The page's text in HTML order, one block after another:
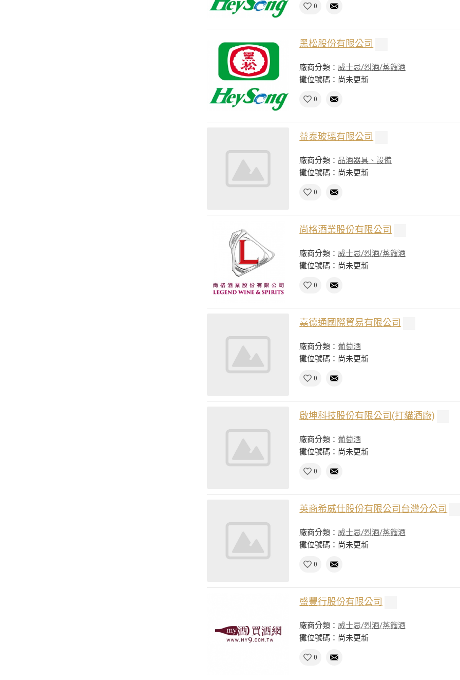
0
黑松股份有限公司
廠商分類： 威士忌/烈酒/蒸餾酒
攤位號碼：尚未更新
0
益泰玻璃有限公司
廠商分類： 品酒器具、設備
攤位號碼：尚未更新
0
尚格酒業股份有限公司
廠商分類： 威士忌/烈酒/蒸餾酒
攤位號碼：尚未更新
0
嘉德通國際貿易有限公司
廠商分類：葡萄酒
攤位號碼：尚未更新
0
啟坤科技股份有限公司(打貓酒廠)
廠商分類：葡萄酒
攤位號碼：尚未更新
0
英商希威仕股份有限公司台灣分公司
廠商分類： 威士忌/烈酒/蒸餾酒
攤位號碼：尚未更新
0
盛豐行股份有限公司
廠商分類： 威士忌/烈酒/蒸餾酒
攤位號碼：尚未更新
0